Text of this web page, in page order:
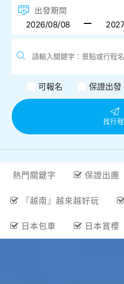
出發期間
可報名 保證出發
找行程
熱門關鍵字 保證出團
『越南』越來越好玩
日本包車 日本賞櫻